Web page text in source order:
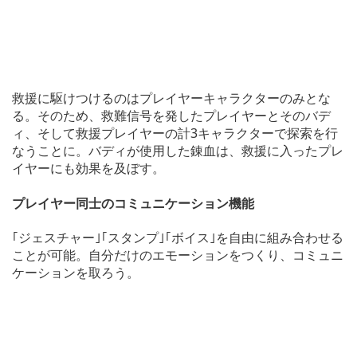
救援に駆けつけるのはプレイヤーキャラクターのみとな
る。そのため、救難信号を発したプレイヤーとそのバデ
ィ、そして救援プレイヤーの計3キャラクターで探索を行
なうことに。バディが使用した錬血は、救援に入ったプレ
イヤーにも効果を及ぼす。
プレイヤー同士のコミュニケーション機能
｢ジェスチャー｣｢スタンプ｣｢ボイス｣を自由に組み合わせる
ことが可能。自分だけのエモーションをつくり、コミュニ
ケーションを取ろう。